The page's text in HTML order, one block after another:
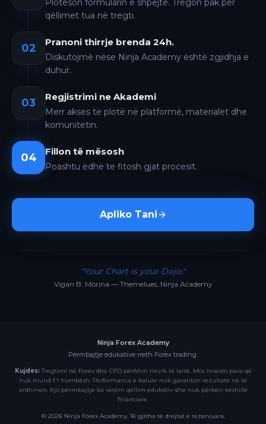
Plotëson formularin e shpejtë. Tregon pak për
qëllimet tua në tregti.
02 Pranoni thirrje brenda 24h.
Diskutojmë nëse Ninja Academy është zgjidhja e
duhur.
03 Regjistrimi ne Akademi
Merr akses të plotë në platformë, materialet dhe
komunitetin.
04 Fillon të mësosh
Poashtu edhe te fitosh gjat procesit.
Apliko Tani
"Your Chart is your Dojo."
Vigan B. Morina — Themelues, Ninja Academy
Ninja Forex Academy
Përmbajtje edukative rreth Forex trading.
Kujdes:Tregtimi në Forex dhe CFD përfshin rrezik të lartë. Mos investo para që
nuk mund t'i humbësh. Performanca e kaluar nuk garanton rezultate në të
ardhmen. Kjo përmbajtje ka vetëm qëllim edukativ dhe nuk përbën këshillë
financiare.
© 2026Ninja Forex Academy. Të gjitha të drejtat e rezervuara.